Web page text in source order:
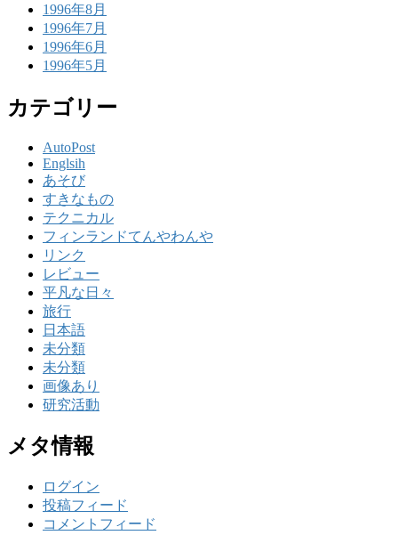
1996年8月
1996年7月
1996年6月
1996年5月
カテゴリー
AutoPost
Englsih
あそび
すきなもの
テクニカル
フィンランドてんやわんや
リンク
レビュー
平凡な日々
旅行
日本語
未分類
未分類
画像あり
研究活動
メタ情報
ログイン
投稿フィード
コメントフィード